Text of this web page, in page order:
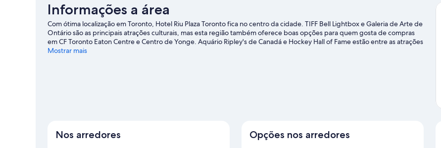
Informações a área
Com ótima localização em Toronto, Hotel Riu Plaza Toronto fica no centro da cidade. TIFF Bell Lightbox e Galeria de Arte de
Ontário são as principais atrações culturais, mas esta região também oferece boas opções para quem gosta de compras
em CF Toronto Eaton Centre e Centro de Yonge. Aquário Ripley's de Canadá e Hockey Hall of Fame estão entre as atrações
imperdíveis.
Mostrar mais
Nos arredores Opções nos arredores